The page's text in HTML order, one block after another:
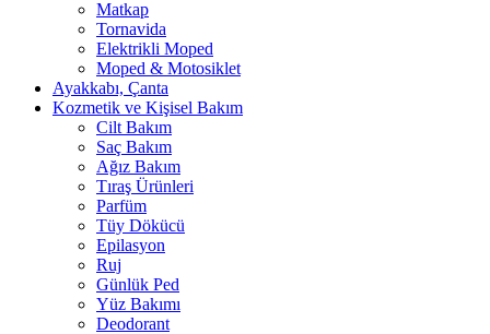
Matkap
Tornavida
Elektrikli Moped
Moped & Motosiklet
Ayakkabı, Çanta
Kozmetik ve Kişisel Bakım
Cilt Bakım
Saç Bakım
Ağız Bakım
Tıraş Ürünleri
Parfüm
Tüy Dökücü
Epilasyon
Ruj
Günlük Ped
Yüz Bakımı
Deodorant